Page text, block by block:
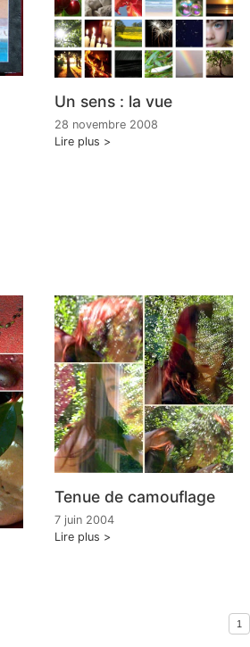
Un sens : la vue
28 novembre 2008
Lire plus
Tenue de camouflage
7 juin 2004
Lire plus
1